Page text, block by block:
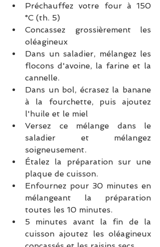
Préchauffez votre four à 150
°C (th. 5)
Concassez grossièrement les
oléagineux
Dans un saladier, mélangez les
flocons d'avoine, la farine et la
cannelle.
Dans un bol, écrasez la banane
à la fourchette, puis ajoutez
l'huile et le miel
Versez ce mélange dans le
saladier et mélangez
soigneusement.
Étalez la préparation sur une
plaque de cuisson.
Enfournez pour 30 minutes en
mélangeant la préparation
toutes les 10 minutes.
5 minutes avant la fin de la
cuisson ajoutez les oléagineux